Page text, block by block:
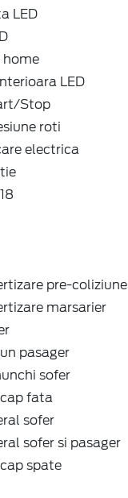
LED
home
LED
Stop
roti
electrica
pre-coliziune
marsarier
pasager
sofer
fata
sofer
sofer si pasager
spate